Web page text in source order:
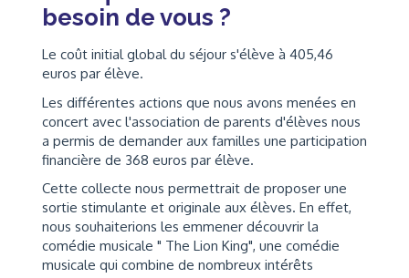
besoin de vous ?
Le coût initial global du séjour s'élève à 405,46
euros par élève.
Les différentes actions que nous avons menées en
concert avec l'association de parents d'élèves nous
a permis de demander aux familles une participation
financière de 368 euros par élève.
Cette collecte nous permettrait de proposer une
sortie stimulante et originale aux élèves. En effet,
nous souhaiterions les emmener découvrir la
comédie musicale " The Lion King", une comédie
musicale qui combine de nombreux intérêts